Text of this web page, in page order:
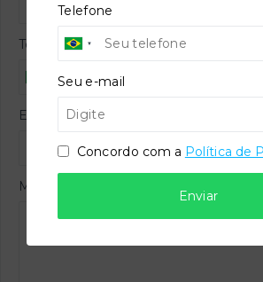
Telefone
E-mail
Mensagem
Telefone
Seu e-mail
Concordo com a Política de
Enviar